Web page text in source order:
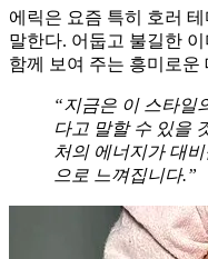
에릭은 요즘 특히 호러
말한다. 어둡고 불길한
함께 보여 주는 흥미로운
“지금은 이 스타일
다고 말할 수 있을
처의 에너지가 대
으로 느껴집니다.”